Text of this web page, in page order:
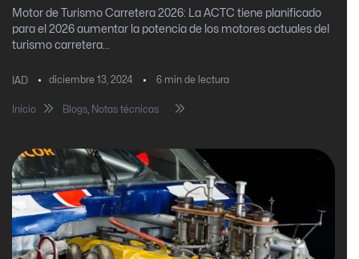
Motor de Turismo Carretera 2026: La ACTC tiene planificado
para el 2026 aumentar la potencia de los motores actuales del
turismo carretera...
IAD diciembre 13, 2024 6 min de lectura
Inicio Blogs, Notas técnicas